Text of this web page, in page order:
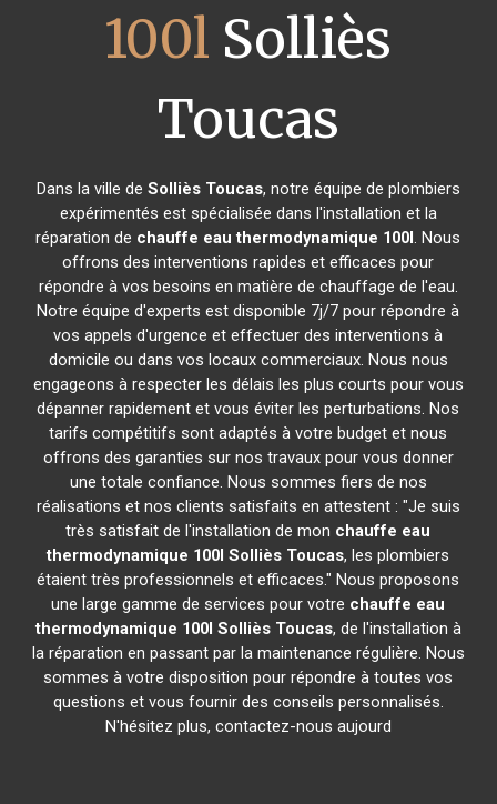
100l Solliès
Toucas
Dans la ville de Solliès Toucas, notre équipe de plombiers
expérimentés est spécialisée dans l'installation et la
réparation de chauffe eau thermodynamique 100l. Nous
offrons des interventions rapides et efficaces pour
répondre à vos besoins en matière de chauffage de l'eau.
Notre équipe d'experts est disponible 7j/7 pour répondre à
vos appels d'urgence et effectuer des interventions à
domicile ou dans vos locaux commerciaux. Nous nous
engageons à respecter les délais les plus courts pour vous
dépanner rapidement et vous éviter les perturbations. Nos
tarifs compétitifs sont adaptés à votre budget et nous
offrons des garanties sur nos travaux pour vous donner
une totale confiance. Nous sommes fiers de nos
réalisations et nos clients satisfaits en attestent : "Je suis
très satisfait de l'installation de mon chauffe eau
thermodynamique 100l Solliès Toucas, les plombiers
étaient très professionnels et efficaces." Nous proposons
une large gamme de services pour votre chauffe eau
thermodynamique 100l Solliès Toucas, de l'installation à
la réparation en passant par la maintenance régulière. Nous
sommes à votre disposition pour répondre à toutes vos
questions et vous fournir des conseils personnalisés.
N'hésitez plus, contactez-nous aujourd